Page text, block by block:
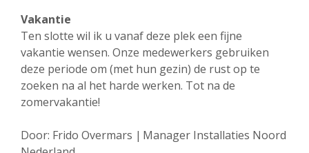
Vakantie
Ten slotte wil ik u vanaf deze plek een fijne
vakantie wensen. Onze medewerkers gebruiken
deze periode om (met hun gezin) de rust op te
zoeken na al het harde werken. Tot na de
zomervakantie!
Door: Frido Overmars | Manager Installaties Noord